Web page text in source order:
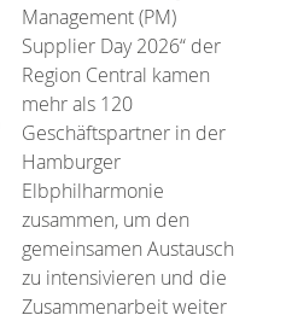
Management (PM)
Supplier Day 2026“ der
Region Central kamen
mehr als 120
Geschäftspartner in der
Hamburger
Elbphilharmonie
zusammen, um den
gemeinsamen Austausch
zu intensivieren und die
Zusammenarbeit weiter